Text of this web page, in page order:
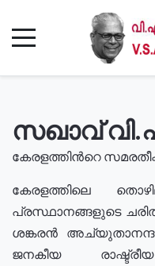
സഖാവ്
കേരളത്തിൻറെ
കേരളത്തിലെ
പ്രസ്ഥാനങ്ങളുടെ
ശങ്കരൻ
ജനകീയ